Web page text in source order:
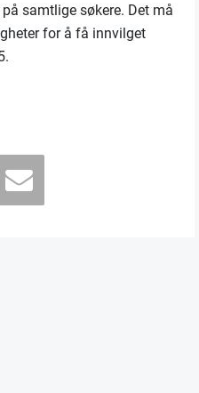
samtlige søkere. Det må
for å få innvilget